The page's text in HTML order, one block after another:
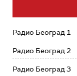
Радио Београд 1
Радио Београд 2
Радио Београд 3